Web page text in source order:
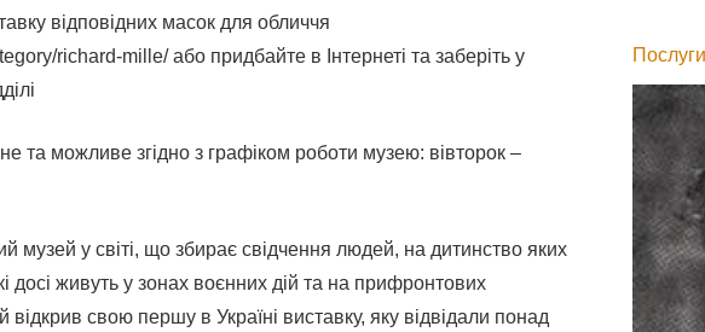
відповідних масок для обличчя
richard-mille/ або придбайте в Інтернеті та заберіть у
та можливе згідно з графіком роботи музею: вівторок –
музей у світі, що збирає свідчення людей, на дитинство яких
досі живуть у зонах воєнних дій та на прифронтових
відкрив свою першу в Україні виставку, яку відвідали понад
Послуги